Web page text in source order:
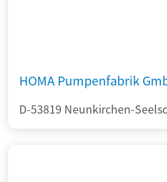
HOMA Pumpenfabrik
D-53819 Neunkirchen-